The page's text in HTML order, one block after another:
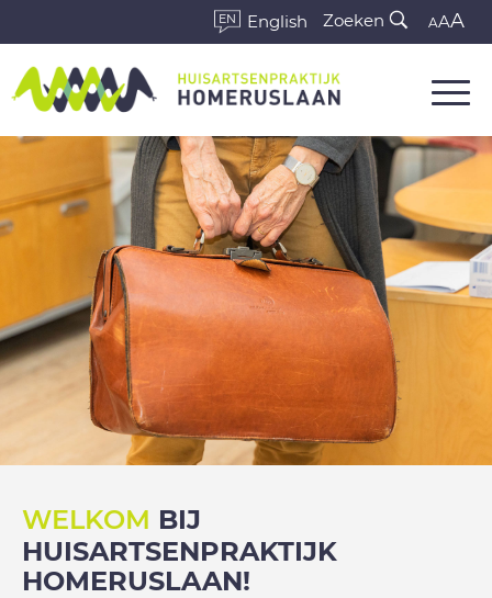
EN English Zoeken AAA
WELKOM BIJ
HUISARTSENPRAKTIJK
HOMERUSLAAN!